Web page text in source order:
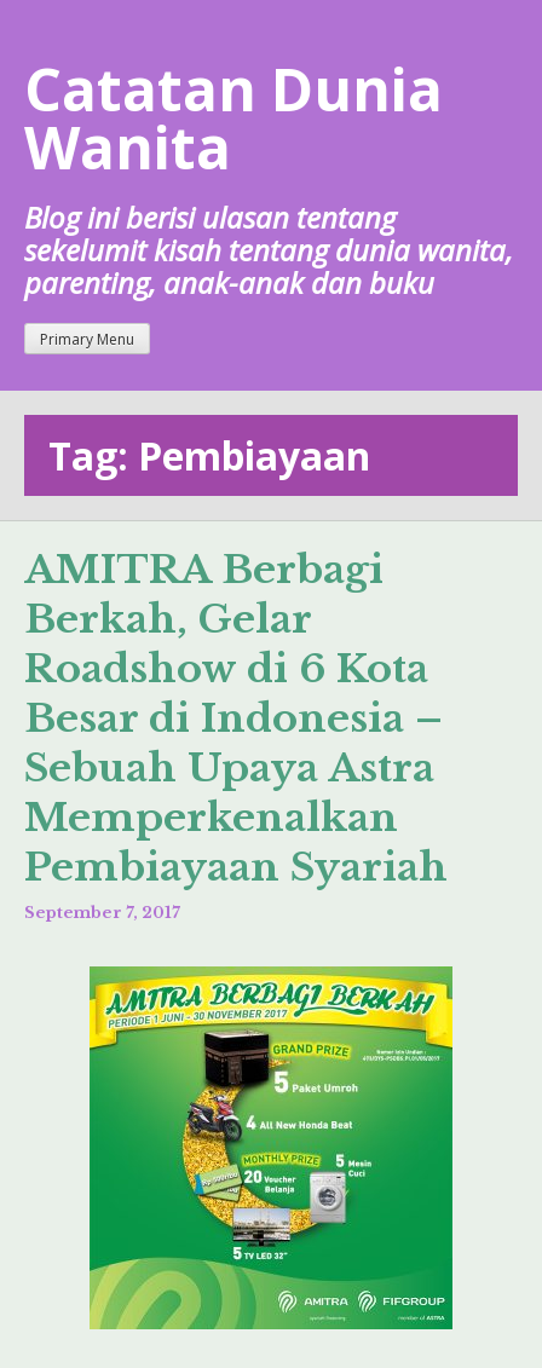
content
Catatan Dunia
Wanita
Blog ini berisi ulasan tentang
sekelumit kisah tentang dunia wanita,
parenting, anak-anak dan buku
Primary Menu
Tag: Pembiayaan
AMITRA Berbagi
Berkah, Gelar
Roadshow di 6 Kota
Besar di Indonesia –
Sebuah Upaya Astra
Memperkenalkan
Pembiayaan Syariah
September 7, 2017